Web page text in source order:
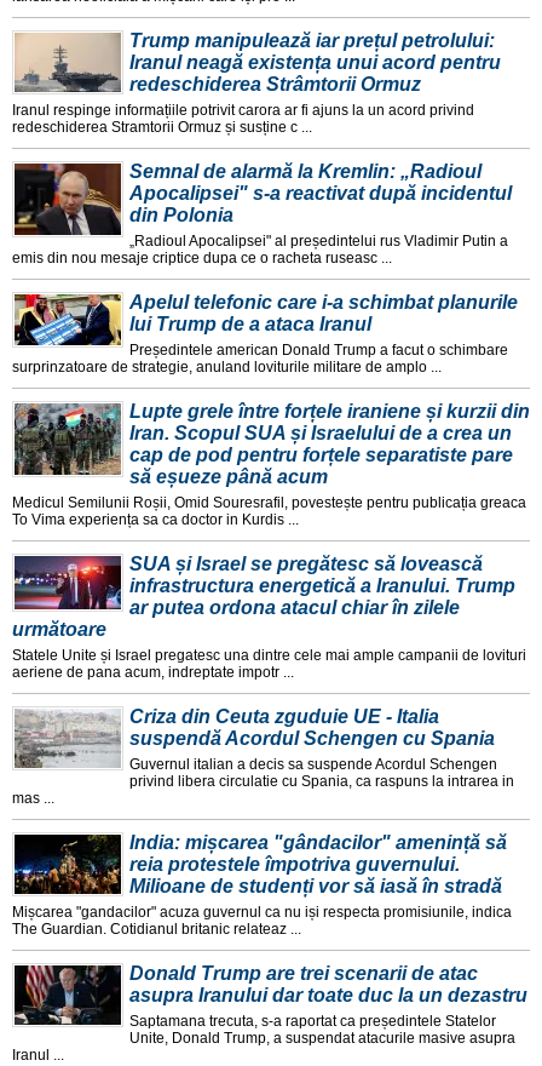
Trump manipulează iar prețul petrolului:
Iranul neagă existența unui acord pentru
redeschiderea Strâmtorii Ormuz
Iranul respinge informațiile potrivit carora ar fi ajuns la un acord privind
redeschiderea Stramtorii Ormuz și susține c ...
Semnal de alarmă la Kremlin: „Radioul
Apocalipsei" s-a reactivat după incidentul
din Polonia
„Radioul Apocalipsei" al președintelui rus Vladimir Putin a
emis din nou mesaje criptice dupa ce o racheta ruseasc ...
Apelul telefonic care i-a schimbat planurile
lui Trump de a ataca Iranul
Președintele american Donald Trump a facut o schimbare
surprinzatoare de strategie, anuland loviturile militare de amplo ...
Lupte grele între forțele iraniene și kurzii din
Iran. Scopul SUA și Israelului de a crea un
cap de pod pentru forțele separatiste pare
să eșueze până acum
Medicul Semilunii Roșii, Omid Souresrafil, povestește pentru publicația greaca
To Vima experiența sa ca doctor in Kurdis ...
SUA și Israel se pregătesc să lovească
infrastructura energetică a Iranului. Trump
ar putea ordona atacul chiar în zilele
următoare
Statele Unite și Israel pregatesc una dintre cele mai ample campanii de lovituri
aeriene de pana acum, indreptate impotr ...
Criza din Ceuta zguduie UE - Italia
suspendă Acordul Schengen cu Spania
Guvernul italian a decis sa suspende Acordul Schengen
privind libera circulatie cu Spania, ca raspuns la intrarea in
mas ...
India: mișcarea "gândacilor" amenință să
reia protestele împotriva guvernului.
Milioane de studenți vor să iasă în stradă
Mișcarea "gandacilor" acuza guvernul ca nu iși respecta promisiunile, indica
The Guardian. Cotidianul britanic relateaz ...
Donald Trump are trei scenarii de atac
asupra Iranului dar toate duc la un dezastru
Saptamana trecuta, s-a raportat ca președintele Statelor
Unite, Donald Trump, a suspendat atacurile masive asupra
Iranul ...